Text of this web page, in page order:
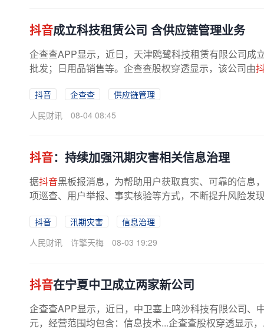
抖音成立科技租赁公司 含供应链管理业务
企查查APP显示，近日，天津鸥鹭科技租赁有限公司成
批发；日用品销售等。企查查股权穿透显示，该公司由
抖音 企查查
供应链管理
人民财讯
08-04 08:45
抖音：持续加强汛期灾害相关信息治理
据抖音黑板报消息，为帮助用户获取真实、可靠的信息
项巡查、用户举报、事实核验等方式，不断提升风险发
抖音 汛期灾害
信息治理
人民财讯
许擎天梅 08-03 19:29
抖音在宁夏中卫成立两家新公司
企查查APP显示，近日，中卫塞上鸣沙科技有限公司、
元，经营范围均包含：信息技术...企查查股权穿透显示